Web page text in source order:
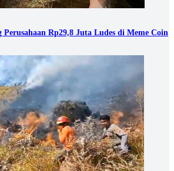
Perusahaan Rp29,8 Juta Ludes di Meme Coin